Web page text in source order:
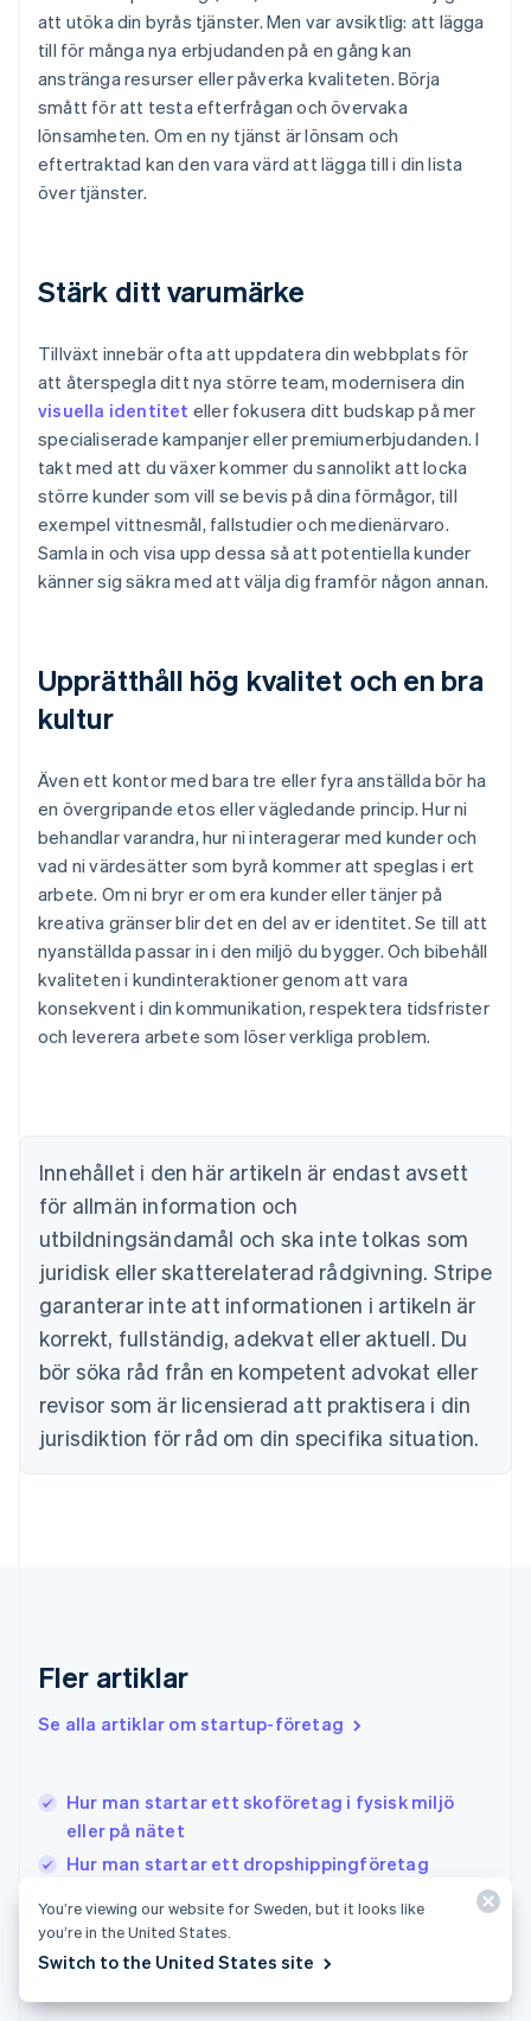
att utöka din byrås tjänster. Men var avsiktlig: att lägga
till för många nya erbjudanden på en gång kan
anstränga resurser eller påverka kvaliteten. Börja
smått för att testa efterfrågan och övervaka
lönsamheten. Om en ny tjänst är lönsam och
eftertraktad kan den vara värd att lägga till i din lista
över tjänster.
Stärk ditt varumärke
Tillväxt innebär ofta att uppdatera din webbplats för
att återspegla ditt nya större team, modernisera din
visuella identitet eller fokusera ditt budskap på mer
specialiserade kampanjer eller premiumerbjudanden. I
takt med att du växer kommer du sannolikt att locka
större kunder som vill se bevis på dina förmågor, till
exempel vittnesmål, fallstudier och medienärvaro.
Samla in och visa upp dessa så att potentiella kunder
känner sig säkra med att välja dig framför någon annan.
Upprätthåll hög kvalitet och en bra
kultur
Även ett kontor med bara tre eller fyra anställda bör ha
en övergripande etos eller vägledande princip. Hur ni
behandlar varandra, hur ni interagerar med kunder och
vad ni värdesätter som byrå kommer att speglas i ert
arbete. Om ni bryr er om era kunder eller tänjer på
kreativa gränser blir det en del av er identitet. Se till att
nyanställda passar in i den miljö du bygger. Och bibehåll
kvaliteten i kundinteraktioner genom att vara
konsekvent i din kommunikation, respektera tidsfrister
och leverera arbete som löser verkliga problem.
Innehållet i den här artikeln är endast avsett
för allmän information och
utbildningsändamål och ska inte tolkas som
juridisk eller skatterelaterad rådgivning. Stripe
garanterar inte att informationen i artikeln är
korrekt, fullständig, adekvat eller aktuell. Du
bör söka råd från en kompetent advokat eller
revisor som är licensierad att praktisera i din
jurisdiktion för råd om din specifika situation.
Fler artiklar
Se alla artiklar om startup-företag
Hur man startar ett skoföretag i fysisk miljö
eller på nätet
Hur man startar ett dropshippingföretag
behöver veta
Australien
English
Belgien
Bulgarien
Cypern
English
English
Estland
English
Fastlandskina
简体中文English
Finland
Frankrike
FrançaisEnglish
English
English
Japan
日本語English
EnglishFrançais
Kroatien
Italiano
Lettland
English
DeutschEnglish
You’re viewing our website for Sweden, but it looks like
you’re in the United States.
Switch to the United States site